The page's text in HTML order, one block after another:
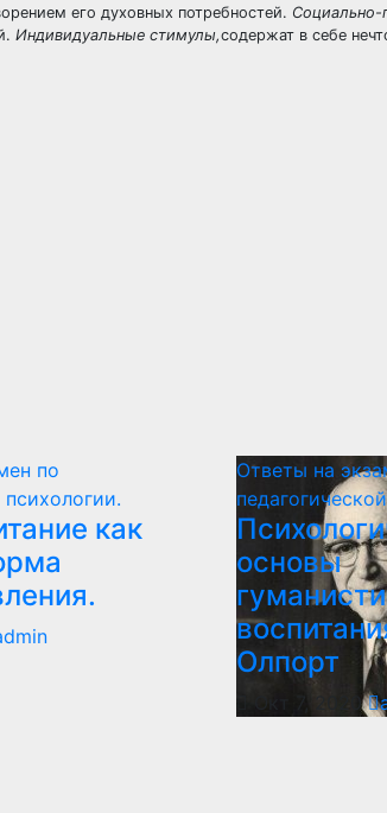
его духовных потребностей. Социально-
Индивидуальные стимулы,содержат в себе
по
психологии.
как
Ответы на
основы
Олпорт
Окт 7, 2020